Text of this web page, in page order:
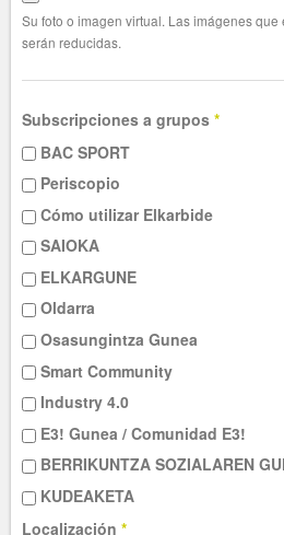
Su foto o imagen virtual. Las imágenes
serán reducidas.
Subscripciones a grupos *
BAC SPORT
Periscopio
Cómo utilizar Elkarbide
SAIOKA
ELKARGUNE
Oldarra
Osasungintza Gunea
Smart Community
Industry 4.0
E3! Gunea / Comunidad E3!
BERRIKUNTZA SOZIALAREN
KUDEAKETA
Localización *